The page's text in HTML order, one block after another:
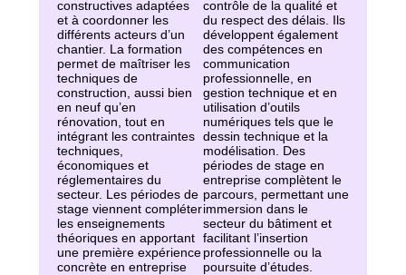
constructives adaptées
et à coordonner les
différents acteurs d’un
chantier. La formation
permet de maîtriser les
techniques de
construction, aussi bien
en neuf qu’en
rénovation, tout en
intégrant les contraintes
techniques,
économiques et
réglementaires du
secteur. Les périodes de
stage viennent compléter
les enseignements
théoriques en apportant
une première expérience
concrète en entreprise
contrôle de la qualité et
du respect des délais. Ils
développent également
des compétences en
communication
professionnelle, en
gestion technique et en
utilisation d’outils
numériques tels que le
dessin technique et la
modélisation. Des
périodes de stage en
entreprise complètent le
parcours, permettant une
immersion dans le
secteur du bâtiment et
facilitant l’insertion
professionnelle ou la
poursuite d’études.